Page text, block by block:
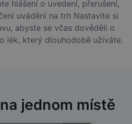
hlášení o uvedení, přerušení,
uvádění na trh Nastavíte si
abyste se včas dověděli o
lék, který dlouhodobě užíváte.
jednom místě